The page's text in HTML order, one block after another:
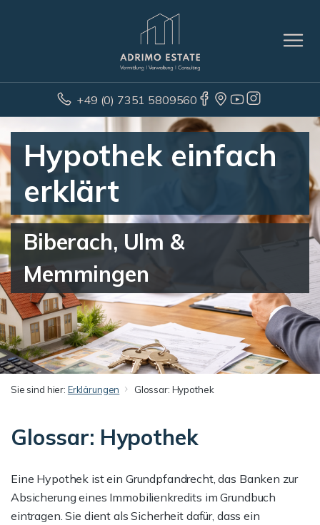
+49 (0) 7351 5809560
Hypothek einfach
erklärt
Biberach, Ulm &
Memmingen
Sie sind hier: Erklärungen Glossar: Hypothek
Glossar: Hypothek
Eine Hypothek ist ein Grundpfandrecht, das Banken zur
Absicherung eines Immobilienkredits im Grundbuch
eintragen. Sie dient als Sicherheit dafür, dass ein